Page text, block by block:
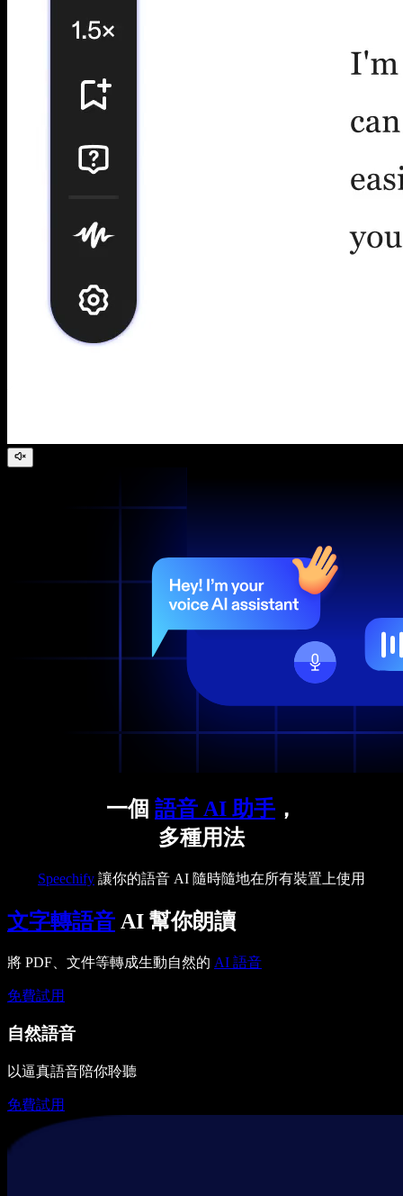
一個 語音 AI 助手 ，
多種用法
Speechify 讓你的語音 AI 隨時隨地在所有裝置上使用
文字轉語音 AI 幫你朗讀
將 PDF、文件等轉成生動自然的 AI 語音
免費試用
自然語音
以逼真語音陪你聆聽
免費試用